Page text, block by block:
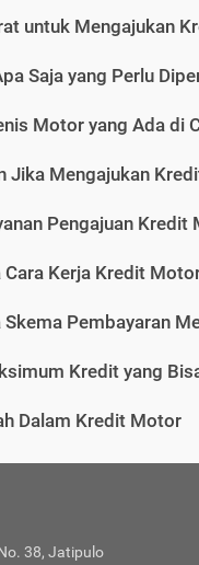
untuk Mengajukan
Saja yang Perlu
Motor yang Ada di
Jika Mengajukan
Pengajuan
Cara Kerja Kredit
Skema Pembayaran
Kredit yang
Dalam Kredit Motor
38, Jatipulo